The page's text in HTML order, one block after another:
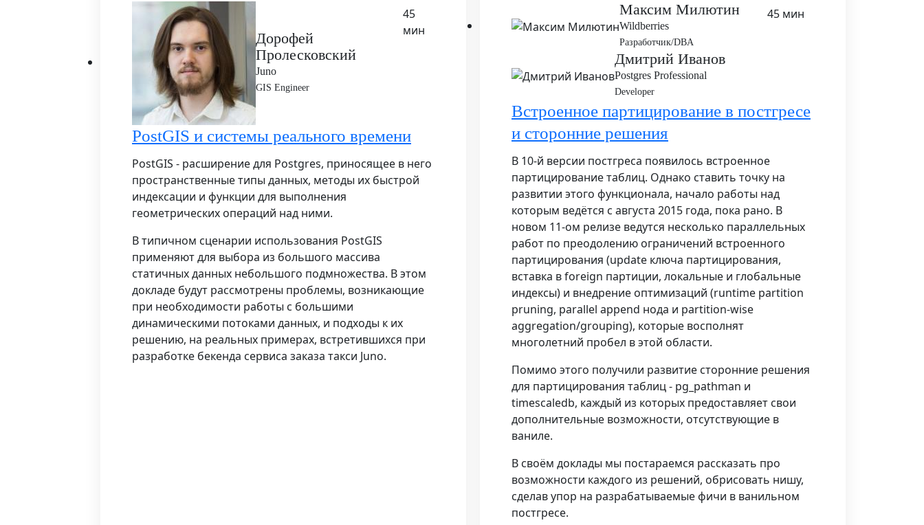
Дорофей
Пролесковский
Juno
GIS Engineer
45
мин
PostGIS и системы реального времени
PostGIS - расширение для Postgres, приносящее в него
пространственные типы данных, методы их быстрой
индексации и функции для выполнения
геометрических операций над ними.
В типичном сценарии использования PostGIS
применяют для выбора из большого массива
статичных данных небольшого подмножества. В этом
докладе будут рассмотрены проблемы, возникающие
при необходимости работы с большими
динамическими потоками данных, и подходы к их
решению, на реальных примерах, встретившихся при
разработке бекенда сервиса заказа такси Juno.
Максим Милютин
Wildberries
Разработчик/DBA
Дмитрий Иванов
Postgres Professional
Developer
45 мин
Встроенное партицирование в постгресе
и сторонние решения
В 10-й версии постгреса появилось встроенное
партицирование таблиц. Однако ставить точку на
развитии этого функционала, начало работы над
которым ведётся с августа 2015 года, пока рано. В
новом 11-ом релизе ведутся несколько параллельных
работ по преодолению ограничений встроенного
партицирования (update ключа партицирования,
вставка в foreign партиции, локальные и глобальные
индексы) и внедрение оптимизаций (runtime partition
pruning, parallel append нода и partition-wise
aggregation/grouping), которые восполнят
многолетний пробел в этой области.
Помимо этого получили развитие сторонние решения
для партицирования таблиц - pg_pathman и
timescaledb, каждый из которых предоставляет свои
дополнительные возможности, отсутствующие в
ваниле.
В своём доклады мы постараемся рассказать про
возможности каждого из решений, обрисовать нишу,
сделав упор на разрабатываемые фичи в ванильном
постгресе.